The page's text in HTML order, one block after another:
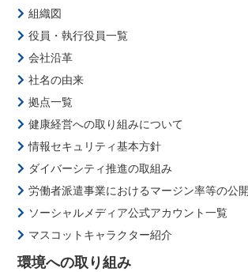
組織図
役員・執行役員一覧
会社沿革
社名の由来
拠点一覧
健康経営への取り組みについて
情報セキュリティ基本方針
ダイバーシティ推進の取組み
労働者派遣事業におけるマージン率等の公開
ソーシャルメディア公式アカウント一覧
マスコットキャラクター紹介
環境への取り組み